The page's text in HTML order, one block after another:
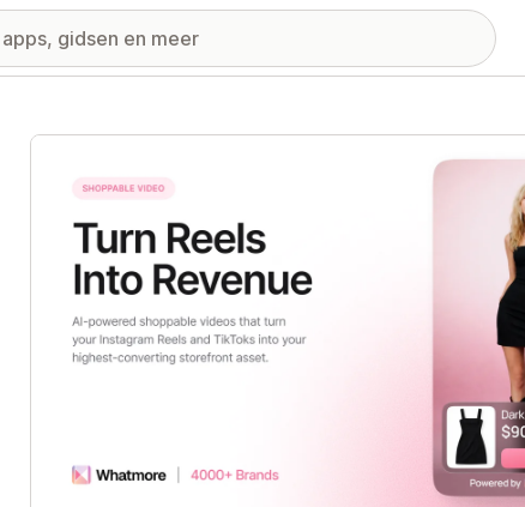
Galerij met uitgelichte afbeeldingen